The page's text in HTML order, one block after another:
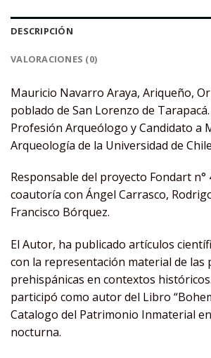
DESCRIPCIÓN
VALORACIONES (0)
Mauricio Navarro Araya, Ariqueño,
poblado de San Lorenzo de
Profesión Arqueólogo y Candidato a
Arqueología de la Universidad de
Responsable del proyecto Fondart n°
coautoría con Ángel Carrasco,
Francisco Bórquez.
El Autor, ha publicado artículos
con la representación material de las
prehispánicas en contextos
participó como autor del Libro
Catalogo del Patrimonio Inmaterial
nocturna.